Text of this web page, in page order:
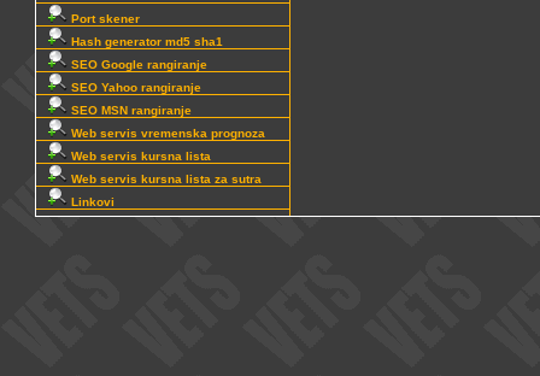
Port skener
Hash generator md5 sha1
SEO Google rangiranje
SEO Yahoo rangiranje
SEO MSN rangiranje
Web servis vremenska prognoza
Web servis kursna lista
Web servis kursna lista za sutra
Linkovi